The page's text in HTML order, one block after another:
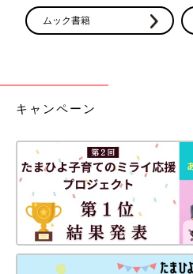
ムック書籍
キャンペーン